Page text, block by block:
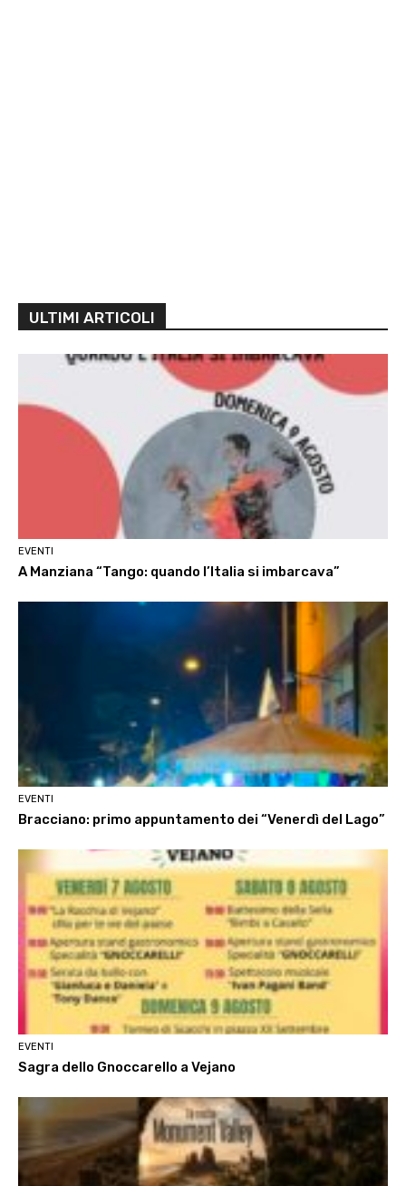
ULTIMI ARTICOLI
EVENTI
A Manziana “Tango: quando l’Italia si imbarcava”
EVENTI
Bracciano: primo appuntamento dei “Venerdì del Lago”
EVENTI
Sagra dello Gnoccarello a Vejano